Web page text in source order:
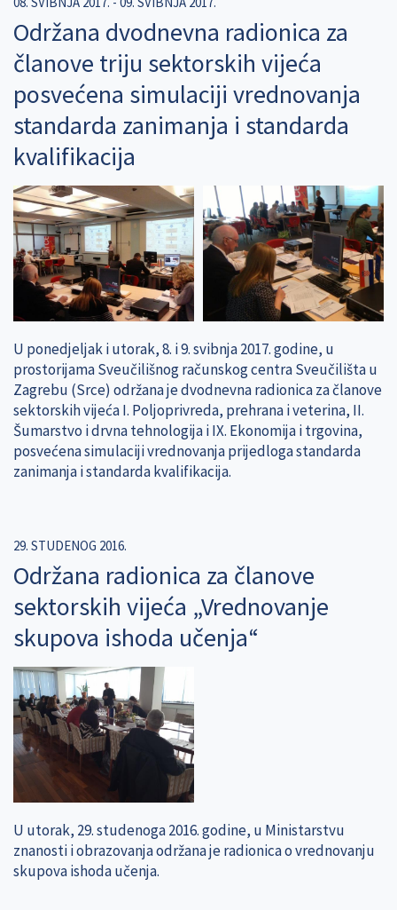
Održana dvodnevna radionica za
članove triju sektorskih vijeća
posvećena simulaciji vrednovanja
standarda zanimanja i standarda
kvalifikacija
U ponedjeljak i utorak, 8. i 9. svibnja 2017. godine, u
prostorijama Sveučilišnog računskog centra Sveučilišta u
Zagrebu (Srce) održana je dvodnevna radionica za članove
sektorskih vijeća I. Poljoprivreda, prehrana i veterina, II.
Šumarstvo i drvna tehnologija i IX. Ekonomija i trgovina,
posvećena simulaciji vrednovanja prijedloga standarda
zanimanja i standarda kvalifikacija.
29. STUDENOG 2016.
Održana radionica za članove
sektorskih vijeća „Vrednovanje
skupova ishoda učenja“
U utorak, 29. studenoga 2016. godine, u Ministarstvu
znanosti i obrazovanja održana je radionica o vrednovanju
skupova ishoda učenja.